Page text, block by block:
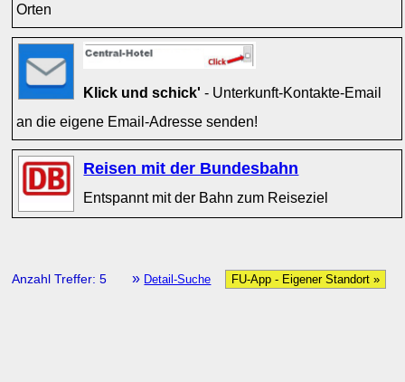
Orten
Klick und schick' - Unterkunft-Kontakte-Email
an die eigene Email-Adresse senden!
Reisen mit der Bundesbahn
Entspannt mit der Bahn zum Reiseziel
Anzahl Treffer: 5 » Detail-Suche FU-App - Eigener Standort »